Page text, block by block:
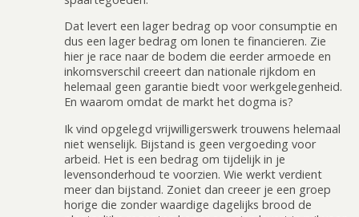
Dat levert een lager bedrag op voor consumptie en
dus een lager bedrag om lonen te financieren. Zie
hier je race naar de bodem die eerder armoede en
inkomsverschil creeert dan nationale rijkdom en
helemaal geen garantie biedt voor werkgelegenheid.
En waarom omdat de markt het dogma is?
Ik vind opgelegd vrijwilligerswerk trouwens helemaal
niet wenselijk. Bijstand is geen vergoeding voor
arbeid. Het is een bedrag om tijdelijk in je
levensonderhoud te voorzien. Wie werkt verdient
meer dan bijstand. Zoniet dan creeer je een groep
horige die zonder waardige dagelijks brood de